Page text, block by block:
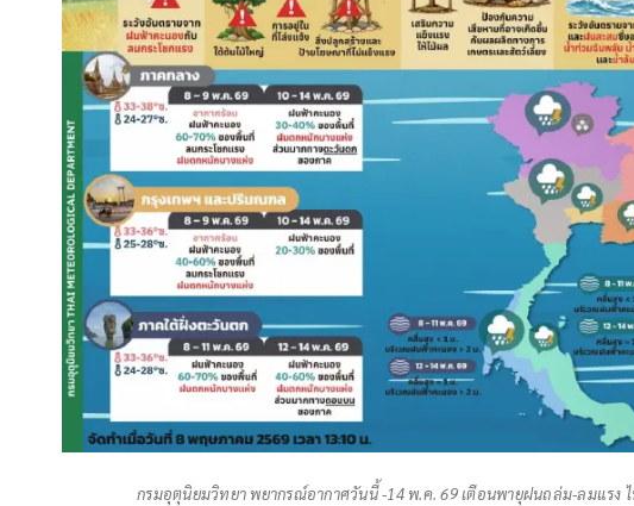
กรมอุตุนิยมวิทยา พยากรณ์อากาศวันนี้ -14 พ.ค. 69 เตือนพายุฝนถล่ม-ลมแรง